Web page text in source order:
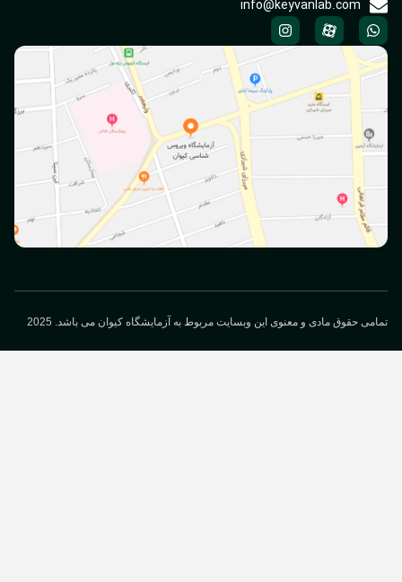
info@keyvanlab.com
حقوق مادی و معنوی این وبسایت مربوط به آزمایشگاه کیوان می باشد. 2025